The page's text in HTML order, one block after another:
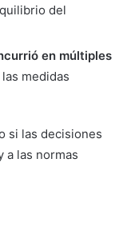
del
en múltiples
medidas
si las decisiones
a las normas